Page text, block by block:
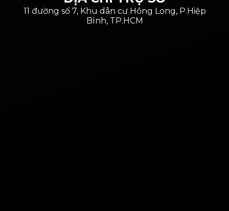
11 đường số 7, Khu dân cư Hồng Long, P.Hiệp
Bình, TP.HCM